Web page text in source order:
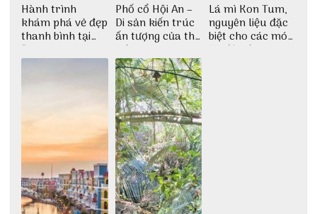
Hành trình
khám phá vẻ đẹp
thanh bình tại
Đảo Phú Quý
Phố cổ Hội An –
Di sản kiến trúc
ấn tượng của thế
giới
Lá mì Kon Tum,
nguyên liệu đặc
biệt cho các món
ăn độc đáo